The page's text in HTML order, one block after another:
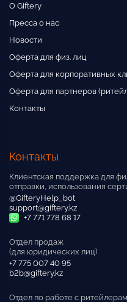
О Giftery
Пресса о нас
Новости
Оферта для физ. лиц
Оферта для корпоративных
Оферта для партнеров
Контакты
Контакты
Клиентская поддержка для
отправки, использования
@GifteryHelp_bot
support@giftery.kz
+7 771 778 68 17
Отдел продаж
(для юридических лиц)
+7 775 007 40 95
b2b@giftery.kz
Отдел по работе с